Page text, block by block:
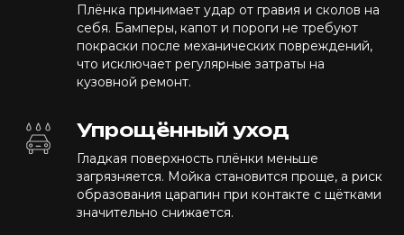
Плёнка принимает удар от гравия и сколов на
себя. Бамперы, капот и пороги не требуют
покраски после механических повреждений,
что исключает регулярные затраты на
кузовной ремонт.
Упрощённый уход
Гладкая поверхность плёнки меньше
загрязняется. Мойка становится проще, а риск
образования царапин при контакте с щётками
значительно снижается.